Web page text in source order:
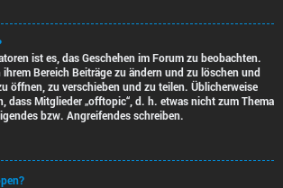
ist es, das Geschehen im Forum zu beobachten.
Bereich Beiträge zu ändern und zu löschen und
öffnen, zu verschieben und zu teilen. Üblicherweise
dass Mitglieder „offtopic“, d. h. etwas nicht zum Thema
bzw. Angreifendes schreiben.